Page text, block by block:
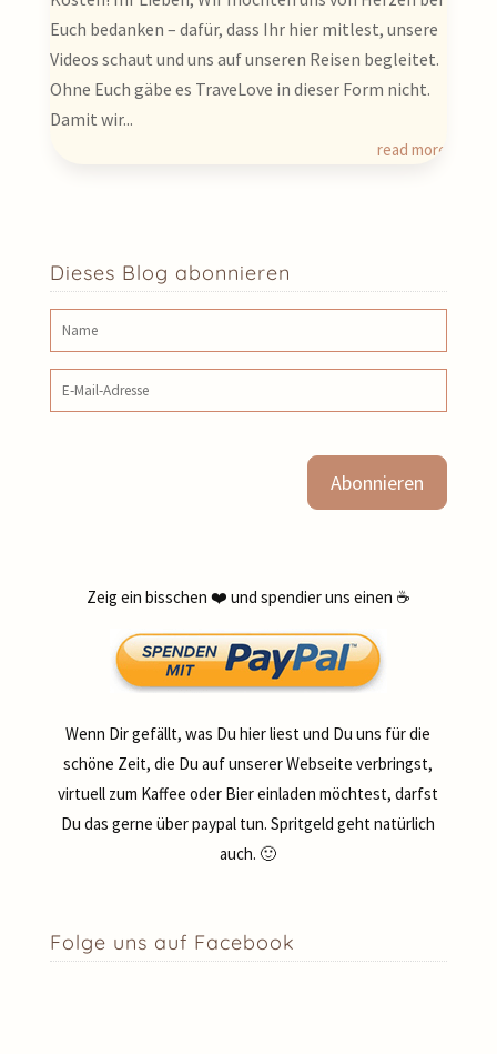
Euch bedanken – dafür, dass Ihr hier mitlest, unsere
Videos schaut und uns auf unseren Reisen begleitet.
Ohne Euch gäbe es TraveLove in dieser Form nicht.
Damit wir...
read more
Dieses Blog abonnieren
Zeig ein bisschen ❤️ und spendier uns einen ☕
Wenn Dir gefällt, was Du hier liest und Du uns für die
schöne Zeit, die Du auf unserer Webseite verbringst,
virtuell zum Kaffee oder Bier einladen möchtest, darfst
Du das gerne über paypal tun. Spritgeld geht natürlich
auch. 🙂
Folge uns auf Facebook